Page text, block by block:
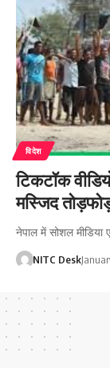
विदेश
टिकटॉक
मस्जिद
नेपाल में सोशल मीडिया
NITC Desk